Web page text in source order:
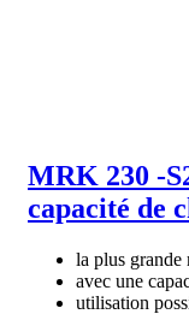
MRK 230 -
capacité de
la plus grande
avec une
utilisation